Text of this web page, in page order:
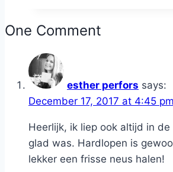
One Comment
esther perfors says:
December 17, 2017 at 4:45 pm
Heerlijk, ik liep ook altijd in
glad was. Hardlopen is
lekker een frisse neus halen!